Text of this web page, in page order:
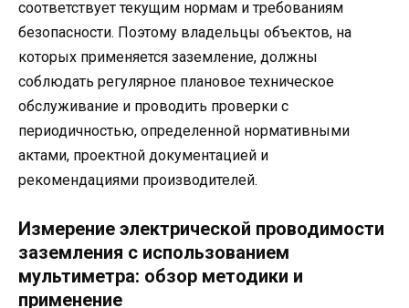
соответствует текущим нормам и требованиям
безопасности. Поэтому владельцы объектов, на
которых применяется заземление, должны
соблюдать регулярное плановое техническое
обслуживание и проводить проверки с
периодичностью, определенной нормативными
актами, проектной документацией и
рекомендациями производителей.
Измерение электрической проводимости
заземления с использованием
мультиметра: обзор методики и
применение